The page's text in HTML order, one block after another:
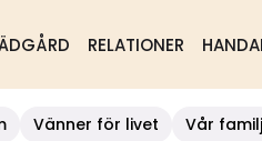
RELATIONER
Vänner för livet Vår familj